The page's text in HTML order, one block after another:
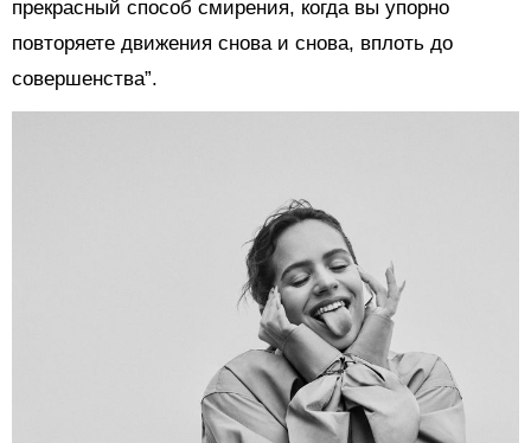
прекрасный способ смирения, когда вы упорно
повторяете движения снова и снова, вплоть до
совершенства”.